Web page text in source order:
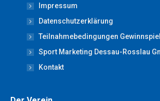
new
window
in
new
window
in
new
window
in
new
window
new
window
Impressum
Datenschutzerklärung
Teilnahmebedingungen
Sport Marketing Dessau-Rosslau
Kontakt